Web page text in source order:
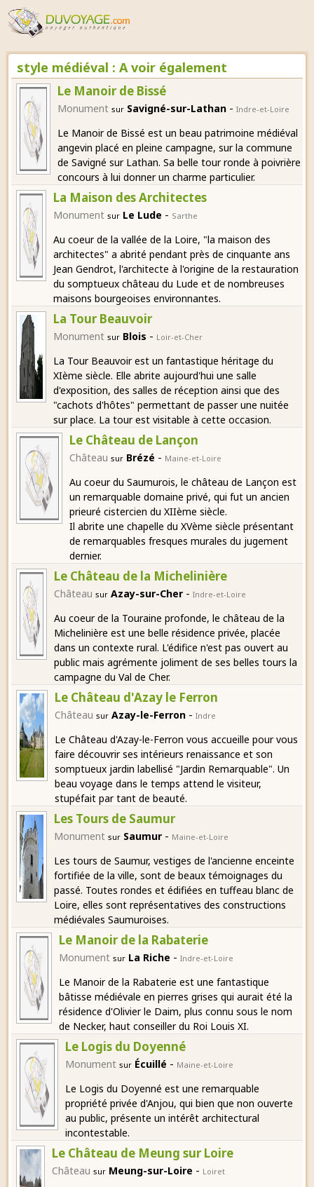
style médiéval : A voir également
Le Manoir de Bissé
Monument sur Savigné-sur-Lathan - Indre-et-Loire
Le Manoir de Bissé est un beau patrimoine médiéval
angevin placé en pleine campagne, sur la commune
de Savigné sur Lathan. Sa belle tour ronde à poivrière
concours à lui donner un charme particulier.
La Maison des Architectes
Monument sur Le Lude - Sarthe
Au coeur de la vallée de la Loire, "la maison des
architectes" a abrité pendant près de cinquante ans
Jean Gendrot, l'architecte à l'origine de la restauration
du somptueux château du Lude et de nombreuses
maisons bourgeoises environnantes.
La Tour Beauvoir
Monument sur Blois - Loir-et-Cher
La Tour Beauvoir est un fantastique héritage du
XIème siècle. Elle abrite aujourd'hui une salle
d'exposition, des salles de réception ainsi que des
"cachots d'hôtes" permettant de passer une nuitée
sur place. La tour est visitable à cette occasion.
Le Château de Lançon
Château sur Brézé - Maine-et-Loire
Au coeur du Saumurois, le château de Lançon est
un remarquable domaine privé, qui fut un ancien
prieuré cistercien du XIIème siècle.
Il abrite une chapelle du XVème siècle présentant
de remarquables fresques murales du jugement
dernier.
Le Château de la Michelinière
Château sur Azay-sur-Cher -Indre-et-Loire
Au coeur de la Touraine profonde, le château de la
Michelinière est une belle résidence privée, placée
dans un contexte rural. L'édifice n'est pas ouvert au
public mais agrémente joliment de ses belles tours la
campagne du Val de Cher.
Le Château d'Azay le Ferron
Château sur Azay-le-Ferron - Indre
Le Château d'Azay-le-Ferron vous accueille pour vous
faire découvrir ses intérieurs renaissance et son
somptueux jardin labellisé "Jardin Remarquable". Un
beau voyage dans le temps attend le visiteur,
stupéfait par tant de beauté.
Les Tours de Saumur
Monument sur Saumur - Maine-et-Loire
Les tours de Saumur, vestiges de l'ancienne enceinte
fortifiée de la ville, sont de beaux témoignages du
passé. Toutes rondes et édifiées en tuffeau blanc de
Loire, elles sont représentatives des constructions
médiévales Saumuroises.
Le Manoir de la Rabaterie
Monument sur La Riche - Indre-et-Loire
Le Manoir de la Rabaterie est une fantastique
bâtisse médiévale en pierres grises qui aurait été la
résidence d'Olivier le Daim, plus connu sous le nom
de Necker, haut conseiller du Roi Louis XI.
Le Logis du Doyenné
Monument sur Écuillé - Maine-et-Loire
Le Logis du Doyenné est une remarquable
propriété privée d'Anjou, qui bien que non ouverte
au public, présente un intérêt architectural
incontestable.
Le Château de Meung sur Loire
Château sur Meung-sur-Loire - Loiret